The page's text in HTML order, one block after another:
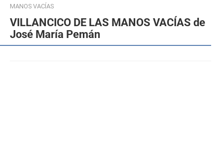
MANOS VACÍAS
VILLANCICO DE LAS MANOS VACÍAS de
José María Pemán